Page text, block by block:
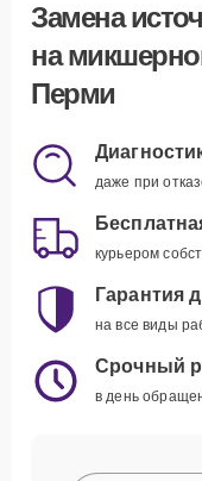
Замена
на
Перми
даже при
курьером
Гарантия
на все виды
Срочный
в день